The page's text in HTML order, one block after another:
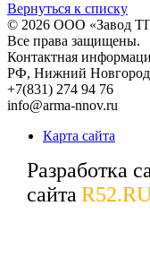
Вернуться к списку
© 2026 ООО «Завод
Все права защищены.
Контактная
РФ, Нижний
+7(831) 274 94 76
info@arma-nnov.ru
Карта сайта
Разработка
сайта